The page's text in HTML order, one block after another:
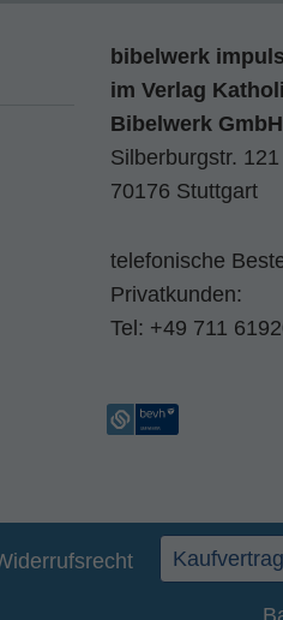
bibelwerk impuls
im Verlag
Bibelwerk GmbH
Silberburgstr. 121
70176 Stuttgart
telefonische
Privatkunden:
Tel: +49 711